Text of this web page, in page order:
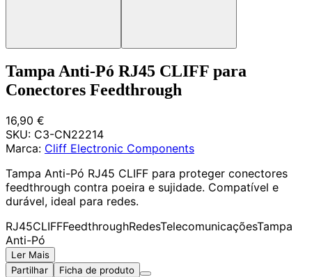
Tampa Anti-Pó RJ45 CLIFF para
Conectores Feedthrough
16,90 €
SKU: C3-CN22214
Marca: Cliff Electronic Components
Tampa Anti-Pó RJ45 CLIFF para proteger conectores
feedthrough contra poeira e sujidade. Compatível e
durável, ideal para redes.
RJ45CLIFFFeedthroughRedesTelecomunicaçõesTampa
Anti-Pó
Ler Mais
Partilhar
Ficha de produto